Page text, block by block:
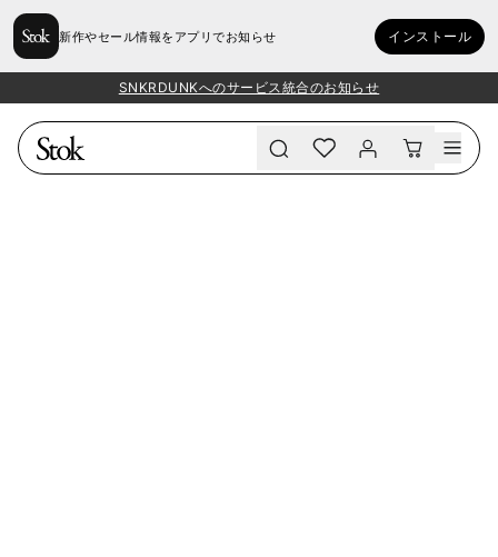
新作やセール情報をアプリでお知らせ インストール
SNKRDUNKへのサービス統合のお知らせ